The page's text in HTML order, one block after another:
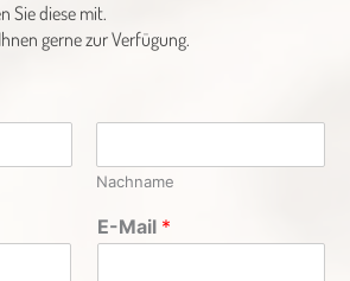
Sie diese mit.
gerne zur Verfügung.
Nachname
E-Mail *